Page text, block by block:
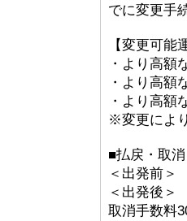
でに変更手
【変更可能
・より高額
・より高額
・より高額
※変更によ
■払戻・取消
＜出発前＞
＜出発後
取消手数料